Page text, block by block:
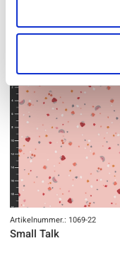
NEU
Artikelnummer.: 1069-22
Small Talk